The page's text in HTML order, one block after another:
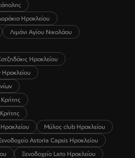
Ηρακλείου
Λιμάνι Αγίου Νικολάου
Ηρακλείου
Ηρακλείου
Μύλος club Ηρακλείου
Astoria Capsis Ηρακλείου
Ξενοδοχείο Lato Ηρακλείου